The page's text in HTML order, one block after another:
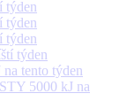
týden
týden
týden
týden
tento týden
5000 kJ na